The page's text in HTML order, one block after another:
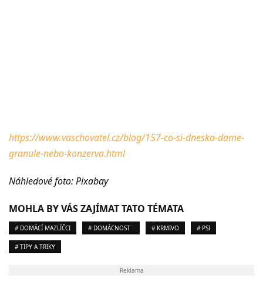
https://www.vaschovatel.cz/blog/157-co-si-dneska-dame-
granule-nebo-konzerva.html
Náhledové foto: Pixabay
MOHLA BY VÁS ZAJÍMAT TATO TÉMATA
# DOMÁCÍ MAZLÍČCI # DOMÁCNOST¨ # KRMIVO # PSI
# TIPY A TRIKY
Reklama